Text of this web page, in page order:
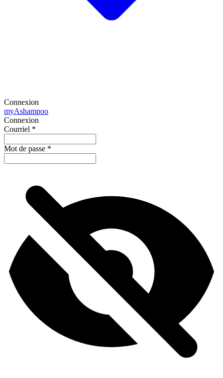
Connexion
myAshampoo
Connexion
Courriel *
Mot de passe *